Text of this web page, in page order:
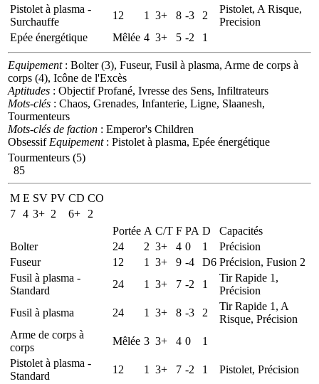
Pistolet à plasma -
Surchauffe
12 1 3+ 8 -3 2
Pistolet, A Risque,
Precision
Epée énergétique
Mêlée 4 3+ 5 -2 1
Equipement: Bolter (3), Fuseur, Fusil à plasma, Arme de corps à
corps (4), Icône de l'Excès
Aptitudes : Objectif Profané, Ivresse des Sens, Infiltrateurs
Mots-clés : Chaos, Grenades, Infanterie, Ligne, Slaanesh,
Tourmenteurs
Mots-clés de faction : Emperor's Children
Obsessif Equipement: Pistolet à plasma, Epée énergétique
Tourmenteurs (5)
85
M E SV PV CD CO
7 4 3+ 2 6+
2
Portée A C/T F PA D
Capacités
Bolter
24 2 3+ 4 0 1
Précision
Fuseur
12 1 3+ 9 -4 D6 Précision, Fusion 2
Fusil à plasma -
Standard
24 1 3+ 7 -2 1
Tir Rapide 1,
Précision
Fusil à plasma
24 1 3+ 8 -3 2
Tir Rapide 1, A
Risque, Précision
Arme de corps à
corps
Mêlée 3 3+ 4 0
1
Pistolet à plasma -
Standard
12 1 3+ 7 -2 1
Pistolet, Précision